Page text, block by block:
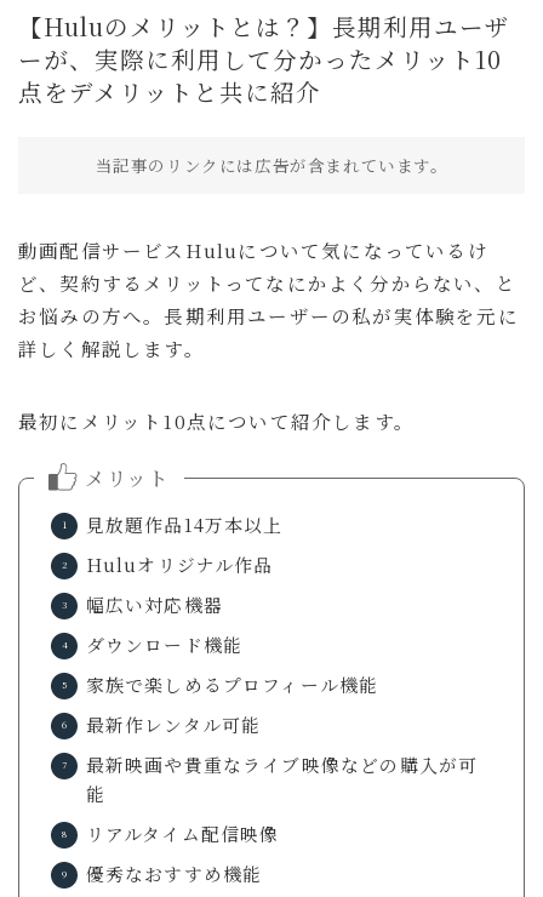
スマホ・タブレット
買ってよかったもの
国内旅行
通信・回線
ホテル予約サイト
セール・キャンペーン
商品レビュー
お問い合わせ
ルイデントについて
Amazon Anker
カフェ・レストラン ニュース ホテル宿泊記
マウスコンピューター ラウンジ
旅行の持ち物 旅行記
【Huluのメリットとは？】長期利用ユーザ
ーが、実際に利用して分かったメリット10
点をデメリットと共に紹介
当記事のリンクには広告が含まれています。
動画配信サービスHuluについて気になっているけ
ど、契約するメリットってなにかよく分からない、と
お悩みの方へ。長期利用ユーザーの私が実体験を元に
詳しく解説します。
最初にメリット10点について紹介します。
メリット
見放題作品14万本以上
Huluオリジナル作品
幅広い対応機器
ダウンロード機能
家族で楽しめるプロフィール機能
最新作レンタル可能
最新映画や貴重なライブ映像などの購入が可
能
リアルタイム配信映像
優秀なおすすめ機能